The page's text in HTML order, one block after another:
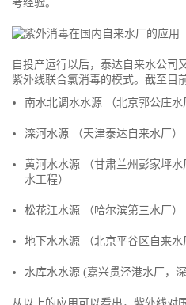
考经验。
自投产运行以后，泰达自来水公司
紫外线联合氯消毒的模式。截至目
南水北调水水源 （北京郭公庄水
滦河水源 （天津泰达自来水厂）
黄河水水源 （甘肃兰州彭家坪
水工程）
松花江水源 （哈尔滨第三水厂）
地下水水源 （北京平谷区自来水
水库水水源 (嘉兴贯泾港水厂，